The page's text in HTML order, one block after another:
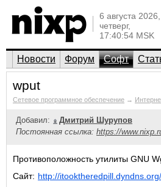
6 августа 2026,
четверг,
17:40:54 MSK
Новости Форум Софт
wput
Сетевое программное обеспечение →
Добавил:
Дмитрий Шурупов
Постоянная ссылка: https://
Противоположность утилиты GNU
Сайт: http://